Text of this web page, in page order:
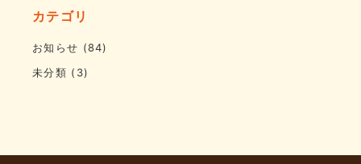
カテゴリ
お知らせ (84)
未分類 (3)